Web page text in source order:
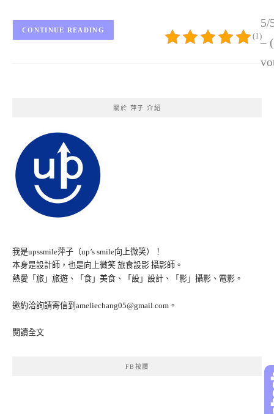
5/
–
(1)
CONTINUE READING
關於 萍子 介紹
我是upssmile萍子（up’s smile向上微笑）！
本身是設計師，也是向上微笑 旅食設影 攝影師。
熱愛「旅」旅遊、「食」美食、「設」設計、「影」攝影、電影。
邀約洽詢請寄信到ameliechang05@gmail.com。
閱讀全文
FB按讚